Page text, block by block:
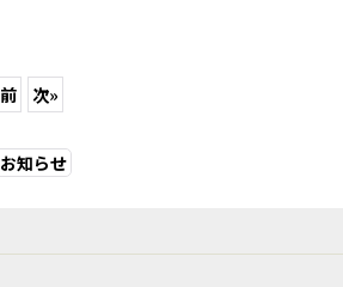
前 次»
お知らせ